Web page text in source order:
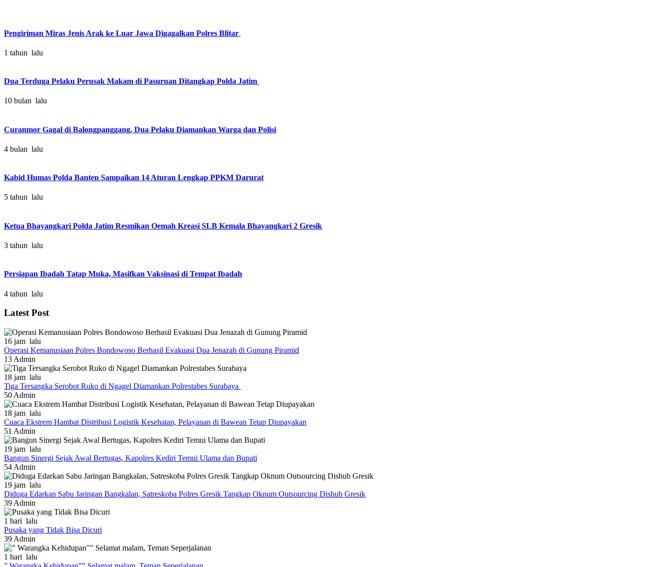
Pengiriman Miras Jenis Arak ke Luar Jawa Digagalkan Polres Blitar
1 tahun lalu
Dua Terduga Pelaku Perusak Makam di Pasuruan Ditangkap Polda Jatim
10 bulan lalu
Curanmor Gagal di Balongpanggang, Dua Pelaku Diamankan Warga dan Polisi
4 bulan lalu
Kabid Humas Polda Banten Sampaikan 14 Aturan Lengkap PPKM Darurat
5 tahun lalu
Ketua Bhayangkari Polda Jatim Resmikan Oemah Kreasi SLB Kemala Bhayangkari 2 Gresik
3 tahun lalu
Persiapan Ibadah Tatap Muka, Masifkan Vaksinasi di Tempat Ibadah
4 tahun lalu
Latest Post
16 jam lalu
Operasi Kemanusiaan Polres Bondowoso Berhasil Evakuasi Dua Jenazah di Gunung Piramid
13 Admin
18 jam lalu
Tiga Tersangka Serobot Ruko di Ngagel Diamankan Polrestabes Surabaya
50 Admin
18 jam lalu
Cuaca Ekstrem Hambat Distribusi Logistik Kesehatan, Pelayanan di Bawean Tetap Diupayakan
51 Admin
19 jam lalu
Bangun Sinergi Sejak Awal Bertugas, Kapolres Kediri Temui Ulama dan Bupati
54 Admin
19 jam lalu
Diduga Edarkan Sabu Jaringan Bangkalan, Satreskoba Polres Gresik Tangkap Oknum Outsourcing Dishub Gresik
39 Admin
1 hari lalu
Pusaka yang Tidak Bisa Dicuri
39 Admin
1 hari lalu